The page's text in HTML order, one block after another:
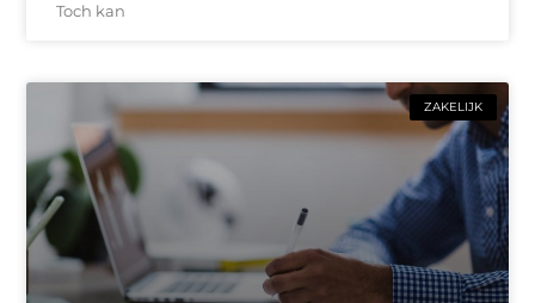
Toch kan
ZAKELIJK